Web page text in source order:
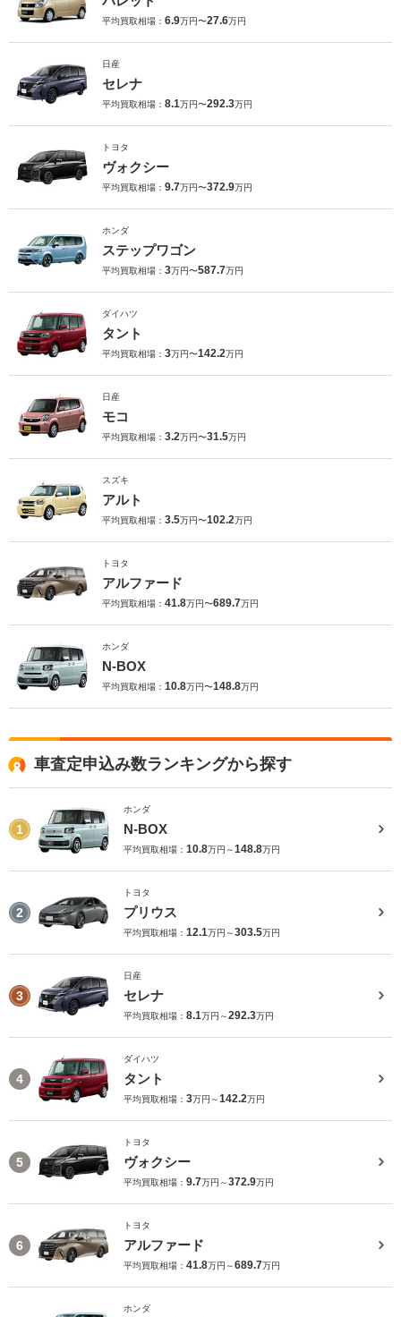
平均買取相場： 6.9万円〜27.6万円
日産
セレナ
平均買取相場： 8.1万円〜292.3万円
トヨタ
ヴォクシー
平均買取相場： 9.7万円〜372.9万円
ホンダ
ステップワゴン
平均買取相場： 3万円〜587.7万円
ダイハツ
タント
平均買取相場： 3万円〜142.2万円
日産
モコ
平均買取相場： 3.2万円〜31.5万円
スズキ
アルト
平均買取相場： 3.5万円〜102.2万円
トヨタ
アルファード
平均買取相場： 41.8万円〜689.7万円
ホンダ
N-BOX
平均買取相場： 10.8万円〜148.8万円
車査定申込み数ランキングから探す
1
ホンダ
N-BOX
平均買取相場： 10.8万円～148.8万円
2
トヨタ
プリウス
平均買取相場： 12.1万円～303.5万円
3
日産
セレナ
平均買取相場： 8.1万円～292.3万円
4
ダイハツ
タント
平均買取相場： 3万円～142.2万円
5
トヨタ
ヴォクシー
平均買取相場： 9.7万円～372.9万円
6
トヨタ
アルファード
平均買取相場： 41.8万円～689.7万円
ホンダ